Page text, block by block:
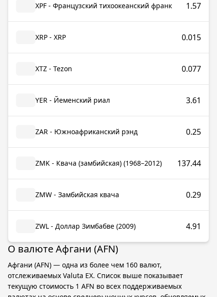
XPF - Французский тихоокеанский франк 1.57
XRP - XRP 0.015
XTZ - Tezon 0.077
YER - Йеменский риал 3.61
ZAR - Южноафриканский рэнд 0.25
ZMK - Квача (замбийская) (1968–2012) 137.44
ZMW - Замбийская квача 0.29
ZWL - Доллар Зимбабве (2009) 4.91
О валюте Афгани (AFN)
Афгани (AFN) — одна из более чем 160 валют,
отслеживаемых Valuta EX. Список выше показывает
текущую стоимость 1 AFN во всех поддерживаемых